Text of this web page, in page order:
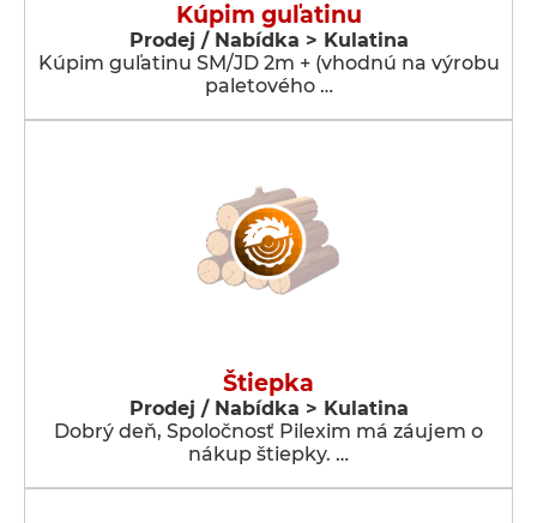
Kúpim guľatinu
Prodej / Nabídka > Kulatina
Kúpim guľatinu SM/JD 2m + (vhodnú na výrobu
paletového …
Štiepka
Prodej / Nabídka > Kulatina
Dobrý deň, Spoločnosť Pilexim má záujem o
nákup štiepky. …